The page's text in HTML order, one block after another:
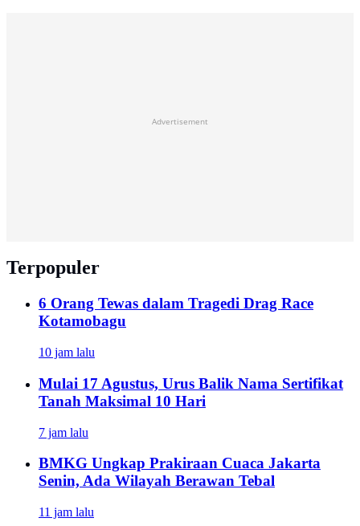
Advertisement
Terpopuler
6 Orang Tewas dalam Tragedi Drag Race
Kotamobagu
10 jam lalu
Mulai 17 Agustus, Urus Balik Nama Sertifikat
Tanah Maksimal 10 Hari
7 jam lalu
BMKG Ungkap Prakiraan Cuaca Jakarta
Senin, Ada Wilayah Berawan Tebal
11 jam lalu